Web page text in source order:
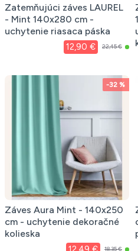
Zatemňujúci záves LAUREL
- Mint 140x280 cm -
uchytenie riasaca páska
12,90 € 22,45 €
-32 %
Záves Aura Mint - 140x250
cm - uchytenie dekoračné
kolieska
18,35 €